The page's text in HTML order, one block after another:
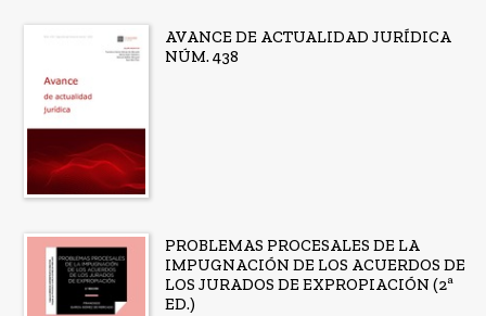
AVANCE DE ACTUALIDAD JURÍDICA
NÚM. 438
PROBLEMAS PROCESALES DE LA
IMPUGNACIÓN DE LOS ACUERDOS DE
LOS JURADOS DE EXPROPIACIÓN (2ª
ED.)